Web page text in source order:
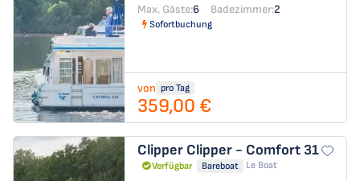
Max. Gäste:6 Badezimmer:2
Sofortbuchung
von pro Tag
359,00 €
Clipper Clipper - Comfort 31
Verfügbar Bareboat Le Boat